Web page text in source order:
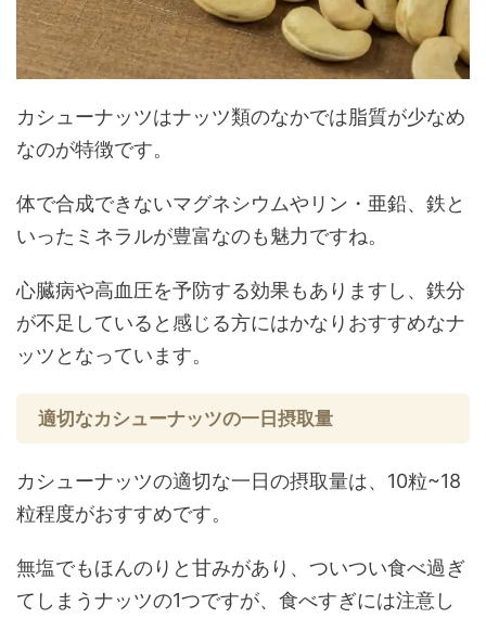
カシューナッツはナッツ類のなかでは脂質が少なめ
なのが特徴です。
体で合成できないマグネシウムやリン・亜鉛、鉄と
いったミネラルが豊富なのも魅力ですね。
心臓病や高血圧を予防する効果もありますし、鉄分
が不足していると感じる方にはかなりおすすめなナ
ッツとなっています。
適切なカシューナッツの一日摂取量
カシューナッツの適切な一日の摂取量は、10粒~18
粒程度がおすすめです。
無塩でもほんのりと甘みがあり、ついつい食べ過ぎ
てしまうナッツの1つですが、食べすぎには注意し